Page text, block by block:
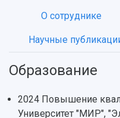
НАЗАД
История
Рейтинги
Главные новости
Объявления
Почему я выбираю
Бакалавриат и
Основные научные
Диссертационные
О сотруднике
Научные
Образование
2024 Повышение
Университет "МИР",